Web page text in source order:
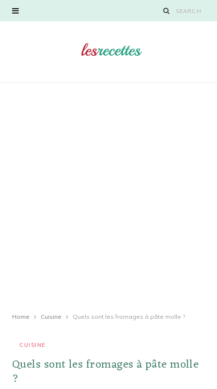
Home Cuisine Quels sont les fromages à pâte molle ?
CUISINE
Quels sont les fromages à pâte molle
?